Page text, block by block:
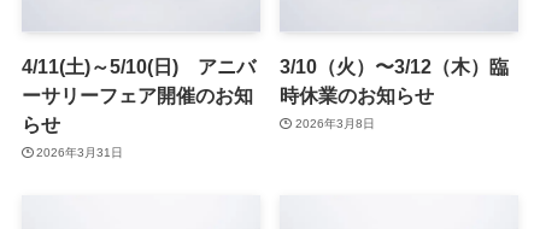
4/11(土)～5/10(日) アニバ
ーサリーフェア開催のお知
らせ
2026年3月31日
3/10（火）〜3/12（木）臨
時休業のお知らせ
2026年3月8日